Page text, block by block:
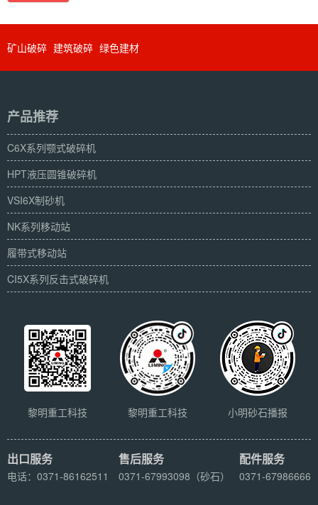
矿山破碎 建筑破碎 绿色建材
产品推荐
C6X系列颚式破碎机
HPT液压圆锥破碎机
VSI6X制砂机
NK系列移动站
履带式移动站
CI5X系列反击式破碎机
黎明重工科技 黎明重工科技 小明砂石播报
出口服务
电话：0371-86162511
售后服务
0371-67993098（砂石）
配件服务
0371-67986666